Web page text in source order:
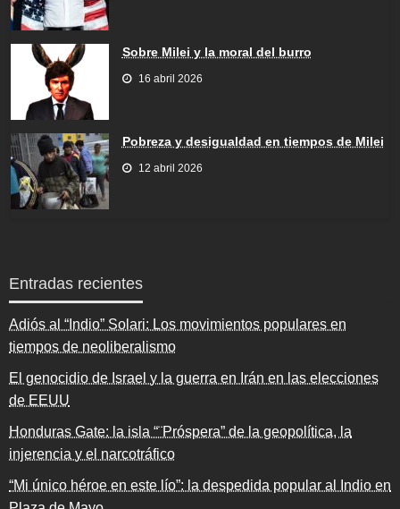
Sobre Milei y la moral del burro
16 abril 2026
Pobreza y desigualdad en tiempos de Milei
12 abril 2026
Entradas recientes
Adiós al “Indio” Solari: Los movimientos populares en
tiempos de neoliberalismo
El genocidio de Israel y la guerra en Irán en las elecciones
de EEUU
Honduras Gate: la isla “¨Próspera” de la geopolítica, la
injerencia y el narcotráfico
“Mi único héroe en este lío”: la despedida popular al Indio en